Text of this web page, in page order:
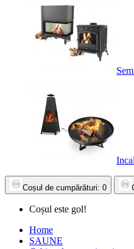
Coșul de cumpărături: 0
Coșul este gol!
Home
SAUNE